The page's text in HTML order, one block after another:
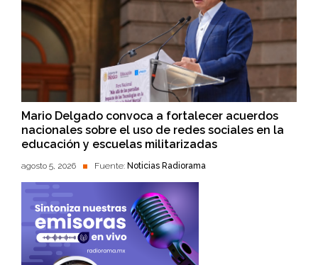
Mario Delgado convoca a fortalecer acuerdos
nacionales sobre el uso de redes sociales en la
educación y escuelas militarizadas
agosto 5, 2026 Fuente: Noticias Radiorama